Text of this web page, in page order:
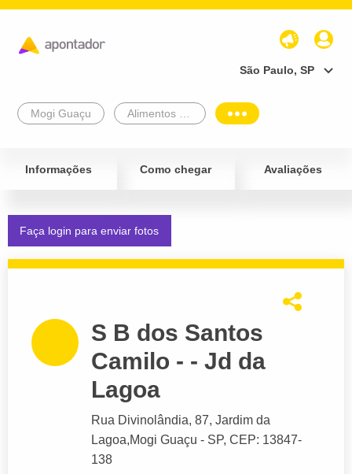
São Paulo, SP
Mogi Guaçu
Informações Como chegar Avaliações
Faça login para enviar fotos
S B dos Santos
Camilo - - Jd da
Lagoa
Rua Divinolândia, 87, Jardim da
Lagoa,Mogi Guaçu - SP, CEP: 13847-
138